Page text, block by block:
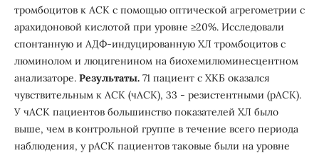
тромбоцитов к АСК с помощью оптической агрегометрии с
арахидоновой кислотой при уровне ≥20%. Исследовали
спонтанную и АДФ-индуцированную ХЛ тромбоцитов с
люминолом и люцигенином на биохемилюминесцентном
анализаторе. Результаты.71 пациент с ХКБ оказался
чувствительным к АСК (чАСК), 33 - резистентными (рАСК).
У чАСК пациентов большинство показателей ХЛ было
выше, чем в контрольной группе в течение всего периода
наблюдения, у рАСК пациентов таковые были на уровне